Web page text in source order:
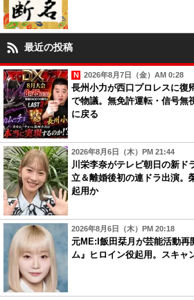
最近の投稿
2026年8月7日（金）AM 0:28
長州小力が西口プロレスに復
で物議。無免許運転・信号無
に戻る
2026年8月6日（木）PM 21:44
川栄李奈がテレビ朝日の新ド
立＆離婚後初の連ドラ出演。
起用か
2026年8月6日（木）PM 20:18
元ME:I飯田栞月が芸能活動再
ム』ヒロイン役起用。スキャ